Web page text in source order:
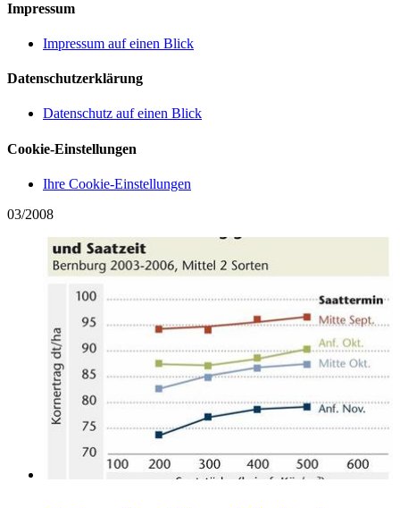
Impressum
Impressum auf einen Blick
Datenschutzerklärung
Datenschutz auf einen Blick
Cookie-Einstellungen
Ihre Cookie-Einstellungen
03/2008